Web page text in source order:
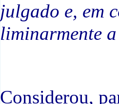
julgado e, em
liminarmente
Considerou,